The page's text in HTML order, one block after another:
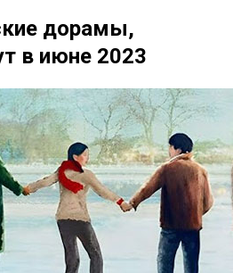
дорамы,
в июне 2023